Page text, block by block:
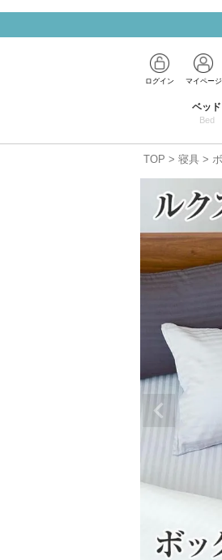
ログイン マイページ
ベッド
Bed
TOP 寝具